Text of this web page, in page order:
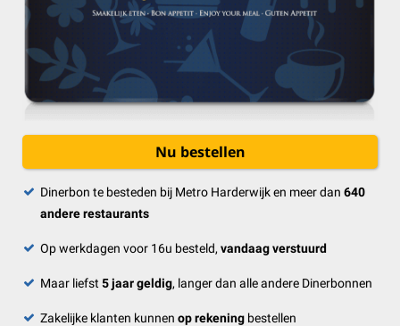
Nu bestellen
Dinerbon te besteden bij Metro Harderwijk en meer dan 640
andere restaurants
Op werkdagen voor 16u besteld, vandaag verstuurd
Maar liefst 5 jaar geldig, langer dan alle andere Dinerbonnen
Zakelijke klanten kunnen op rekening bestellen